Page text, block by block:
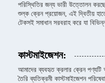
পরিস্থিতির জন্য ভারী উত্তোলন
শুল্ক ক্রেন প্রয়োজন, এই দ্বিতীয়
টেকসই সমাধান সরবরাহ করে যা
কাস্টমাইজেশন:
আমাদের ব্যবহৃত ক্রলার ক্রেন পণ্যটি
তৈরি ব্যতিক্রমী কাস্টমাইজেশন